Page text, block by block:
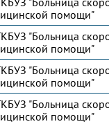
помощи"
"Больница
помощи"
"Больница
помощи"
"Больница
помощи"